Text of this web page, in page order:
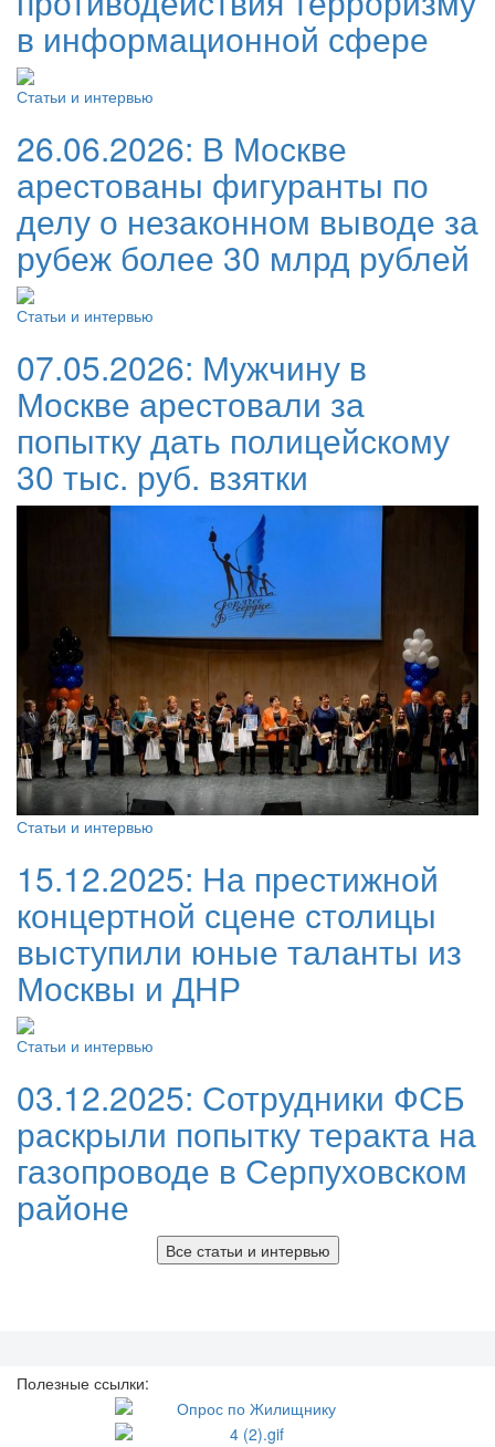
в информационной сфере
Статьи и интервью
26.06.2026: В Москве
арестованы фигуранты по
делу о незаконном выводе за
рубеж более 30 млрд рублей
Статьи и интервью
07.05.2026: Мужчину в
Москве арестовали за
попытку дать полицейскому
30 тыс. руб. взятки
Статьи и интервью
15.12.2025: На престижной
концертной сцене столицы
выступили юные таланты из
Москвы и ДНР
Статьи и интервью
03.12.2025: Сотрудники ФСБ
раскрыли попытку теракта на
газопроводе в Серпуховском
районе
Все статьи и интервью
Полезные ссылки: